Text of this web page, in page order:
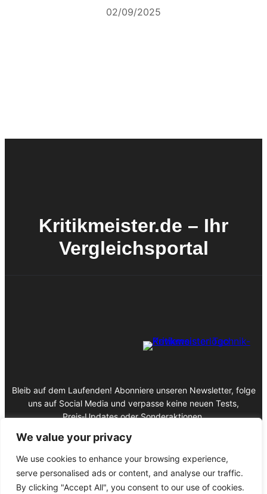
We value your privacy
We use cookies to enhance your browsing experience,
serve personalised ads or content, and analyse our traffic.
By clicking "Accept All", you consent to our use of cookies.
02/09/2025
Kritikmeister.de – Ihr
Vergleichsportal
Bleib auf dem Laufenden! Abonniere unseren Newsletter, folge
uns auf Social Media und verpasse keine neuen Tests,
Preis‑Updates oder Sonderaktionen.
Impressum